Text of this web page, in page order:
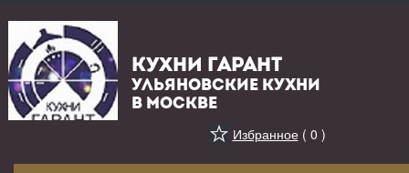
КУХНИ ГАРАНТ
УЛЬЯНОВСКИЕ КУХНИ
В МОСКВЕ
Избранное( 0 )